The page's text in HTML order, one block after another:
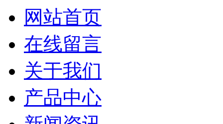
网站首页
在线留言
关于我们
产品中心